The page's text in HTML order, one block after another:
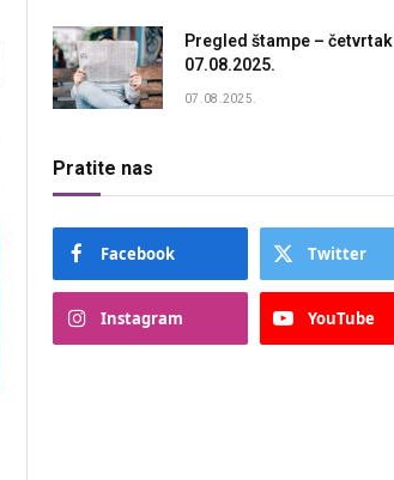
Pregled štampe – četvrtak
07.08.2025.
07.08.2025.
Pratite nas
Facebook Twitter
Instagram YouTube